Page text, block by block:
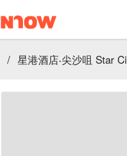
/ 星港酒店‧尖沙咀 Star